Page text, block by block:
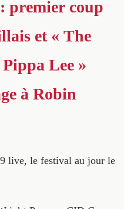
premier coup
et « The
Lee »
à Robin
live, le festival au jour le